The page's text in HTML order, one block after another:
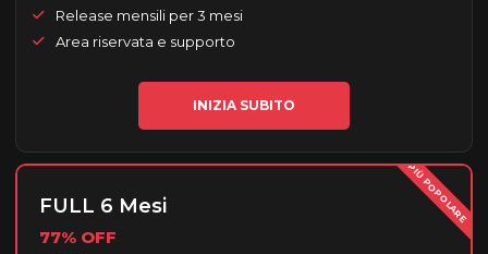
Release mensili per 3 mesi
Area riservata e supporto
INIZIA SUBITO
PIÙ POPOLARE
FULL 6 Mesi
77% OFF